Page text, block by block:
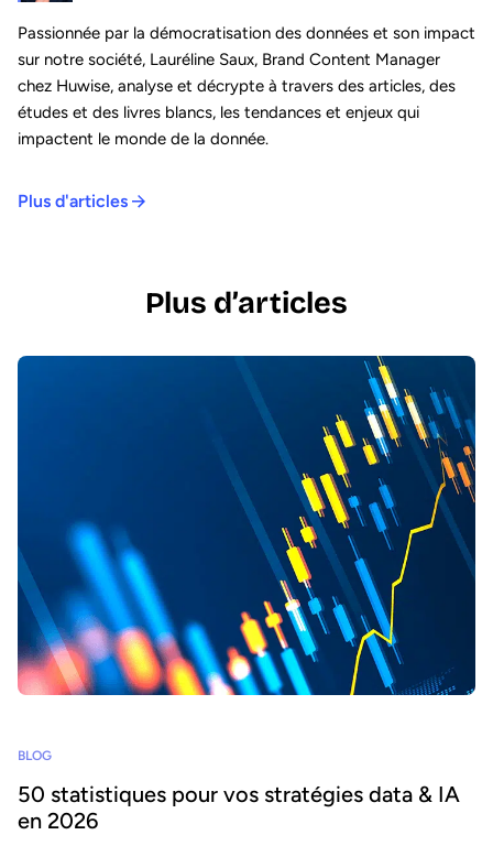
Passionnée par la démocratisation des données et son impact
sur notre société, Lauréline Saux, Brand Content Manager
chez Huwise, analyse et décrypte à travers des articles, des
études et des livres blancs, les tendances et enjeux qui
impactent le monde de la donnée.
Plus d'articles
Plus d’articles
BLOG
50 statistiques pour vos stratégies data & IA
en 2026